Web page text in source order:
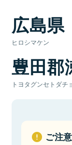
広島県
ヒロシマケン
豊田郡
トヨタグンセトダチ
ご注意